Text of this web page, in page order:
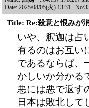
Date: 2025/08/05(火) 13:31
Title: Re:殺意と恨みが
いや、釈迦は占
有るのはお互い
であるならば、
かしいか分かる
悪には悪で返す
日本は敗北して